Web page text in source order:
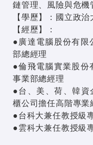
鏈管理、風險與危機
【學歷】：國立政
【經歷】：
●廣達電腦股份有限
部總經理
●倫飛電腦實業股份
事業部總經理
●台、美、荷、韓資
櫃公司擔任高階專業
●台科大兼任教授級
●雲科大兼任教授級